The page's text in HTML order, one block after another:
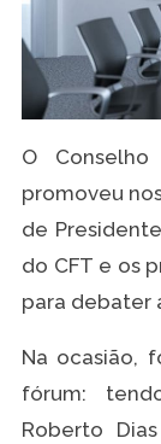
O Conselho
promoveu
de
do CFT e os
para debater
Na ocasião,
fórum:
Roberto